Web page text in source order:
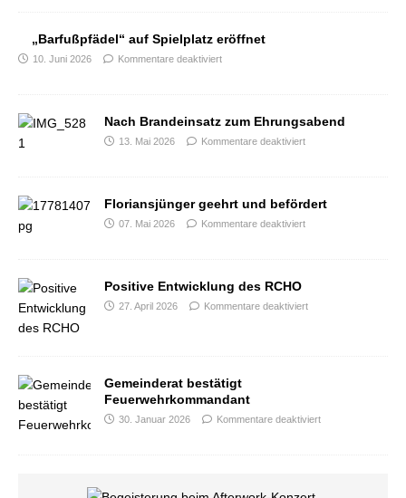
„Barfußpfädel“ auf Spielplatz eröffnet
10. Juni 2026 Kommentare deaktiviert
Nach Brandeinsatz zum Ehrungsabend
13. Mai 2026 Kommentare deaktiviert
Floriansjünger geehrt und befördert
07. Mai 2026 Kommentare deaktiviert
Positive Entwicklung des RCHO
27. April 2026 Kommentare deaktiviert
Gemeinderat bestätigt
Feuerwehrkommandant
30. Januar 2026 Kommentare deaktiviert